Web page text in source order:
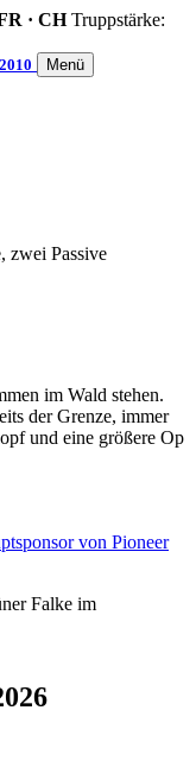
· CH Truppstärke:
Menü
zwei Passive
im Wald stehen.
der Grenze, immer
und eine größere Op